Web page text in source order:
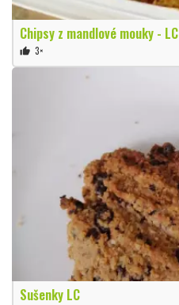
Chipsy z mandlové mouky - LC
thumb_up 3×
Sušenky LC